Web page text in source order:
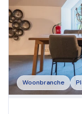
Woonbranche